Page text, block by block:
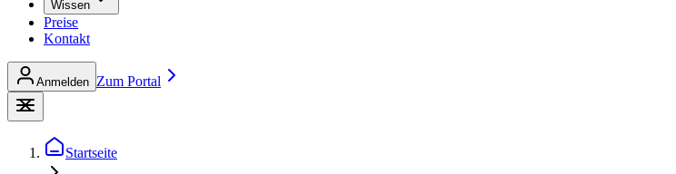
Wissen
Preise
Kontakt
Anmelden Zum Portal
Startseite